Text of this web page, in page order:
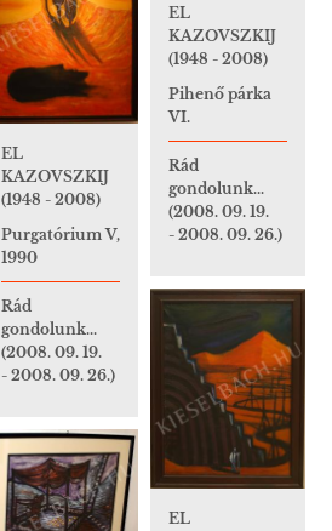
EL
KAZOVSZKIJ
(1948 - 2008)
Pihenő párka
VI.
Rád
gondolunk...
(2008. 09. 19.
- 2008. 09. 26.)
EL
KAZOVSZKIJ
(1948 - 2008)
Purgatórium V,
1990
Rád
gondolunk...
(2008. 09. 19.
- 2008. 09. 26.)
EL